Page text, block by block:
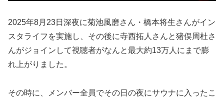
2025年8月23日深夜に菊池風磨さん・橋本将生さんがイン
スタライフを実施し、その後に寺西拓人さんと猪俣周杜さ
んがジョインして視聴者がなんと最大約13万人にまで膨
れ上がりました。
その時に、メンバー全員でその日の夜にサウナに入ったこ